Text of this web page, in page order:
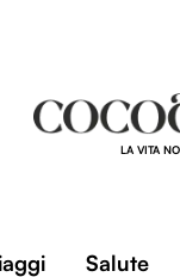
LA VITA
Salute